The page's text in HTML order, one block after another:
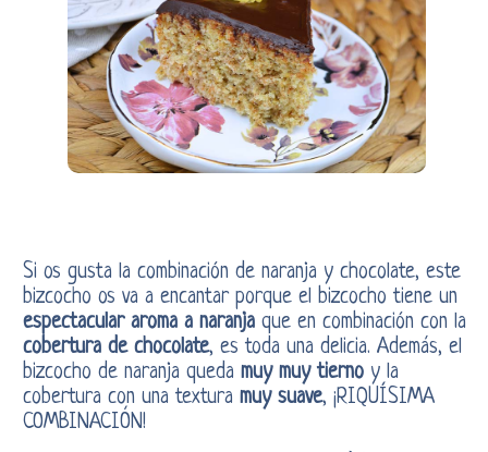
Si os gusta la combinación de naranja y chocolate, este
bizcocho os va a encantar porque el bizcocho tiene un
espectacular aroma a naranjaque en combinación con la
cobertura de chocolate, es toda una delicia. Además, el
bizcocho de naranja queda muy muy tiernoy la
cobertura con una textura muy suave, ¡RIQUÍSIMA
COMBINACIÓN!